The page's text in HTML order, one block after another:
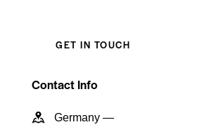
Contact Info
Germany —